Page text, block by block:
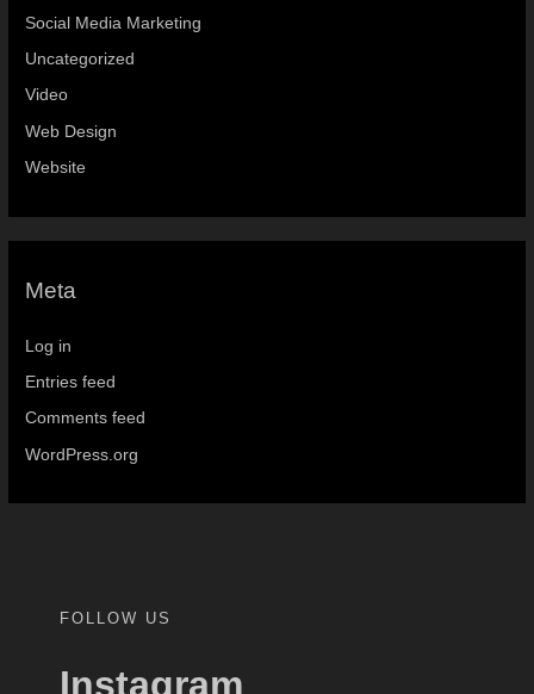
Social Media Marketing
Uncategorized
Video
Web Design
Website
Meta
Log in
Entries feed
Comments feed
WordPress.org
FOLLOW US
Instagram